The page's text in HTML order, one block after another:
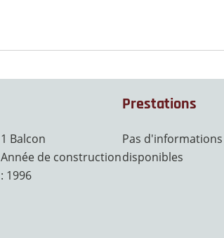
1 Balcon
Année de construction
: 1996
Prestations
Pas d'informations
disponibles